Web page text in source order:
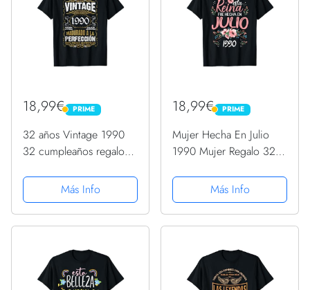
18,99€ PRIME
PRIME
32 años Vintage 1990
32 cumpleaños regalo
Más Info
18,99€ PRIME
PRIME
Mujer Hecha En Julio
1990 Mujer Regalo 32
CamisetaMás Info